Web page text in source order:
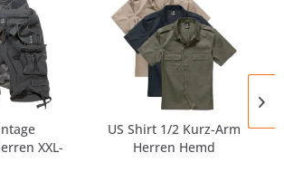
XXL-
US Shirt 1/2 Kurz-Arm
Herren Hemd